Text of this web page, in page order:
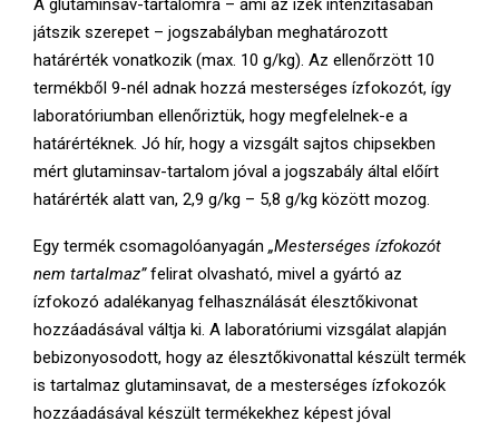
A glutaminsav-tartalomra – ami az ízek intenzitásában
játszik szerepet – jogszabályban meghatározott
határérték vonatkozik (max. 10 g/kg). Az ellenőrzött 10
termékből 9-nél adnak hozzá mesterséges ízfokozót, így
laboratóriumban ellenőriztük, hogy megfelelnek-e a
határértéknek. Jó hír, hogy a vizsgált sajtos chipsekben
mért glutaminsav-tartalom jóval a jogszabály által előírt
határérték alatt van, 2,9 g/kg – 5,8 g/kg között mozog.
Egy termék csomagolóanyagán „Mesterséges ízfokozót
nem tartalmaz”felirat olvasható, mivel a gyártó az
ízfokozó adalékanyag felhasználását élesztőkivonat
hozzáadásával váltja ki. A laboratóriumi vizsgálat alapján
bebizonyosodott, hogy az élesztőkivonattal készült termék
is tartalmaz glutaminsavat, de a mesterséges ízfokozók
hozzáadásával készült termékekhez képest jóval